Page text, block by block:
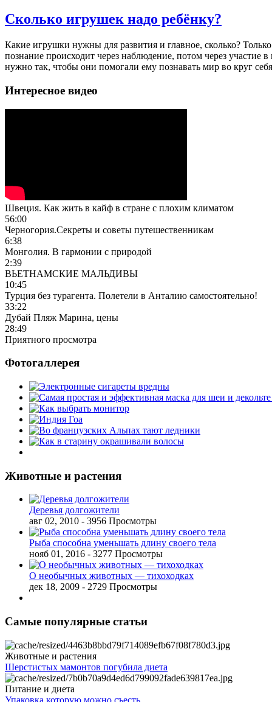
Сколько игрушек надо ребёнку?
Какие игрушки нужны для развития и главное, сколько?
познание происходит через наблюдение, потом через
нужно так, чтобы они помогали ему познавать мир во круг
Интересное видео
Швеция. Как жить в кайф в стране с плохим климатом
56:00
Черногория.Секреты и советы путешественникам
6:38
Монголия. В гармонии с природой
2:39
ВЬЕТНАМСКИЕ МАЛЬДИВЫ
10:45
Турция без турагента. Полетели в Анталию самостоятельно!
33:22
Дубай Пляж Марина, цены
28:49
Приятного просмотра
Фотогаллерея
Животные и растения
Деревья долгожители
авг 02, 2010 - 3956 Просмотры
Рыба способна уменьшать длину своего тела
нояб 01, 2016 - 3277 Просмотры
О необычных животных — тихоходках
дек 18, 2009 - 2729 Просмотры
Самые популярные статьи
Животные и растения
Шерстистых мамонтов погубила диета
Питание и диета
Упаковка которую можно съесть